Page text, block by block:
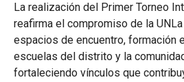
La realización del Primer Torneo
reafirma el compromiso de la
espacios de encuentro, formación
escuelas del distrito y la
fortaleciendo vínculos que